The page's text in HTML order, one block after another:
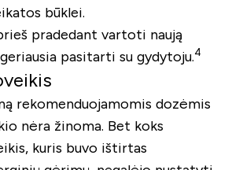
būklei.
pradedant vartoti naują
pasitarti su gydytoju.4
rekomenduojamomis dozėmis
nėra žinoma. Bet koks
kuris buvo ištirtas